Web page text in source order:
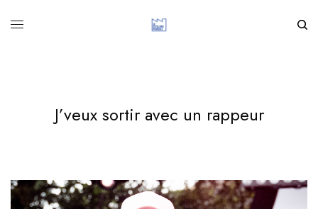
J’veux sortir avec un rappeur